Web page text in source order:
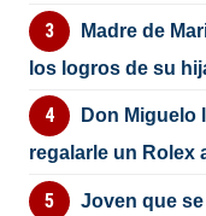
Madre de
los logros de su
Don Miguelo
regalarle un Rolex
Joven que